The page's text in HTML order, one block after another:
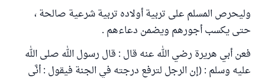
وليحرص المسلم على تربية أولاده تربية شرعية صالحة ،
حتى يكسب أجورهم ويضمن دعاءهم .
فعن أبي هريرة رضي الله عنه قال : قال رسول الله صلى الله
عليه وسلم : (إن الرجل لترفع درجته في الجنة فيقول : أنَّى